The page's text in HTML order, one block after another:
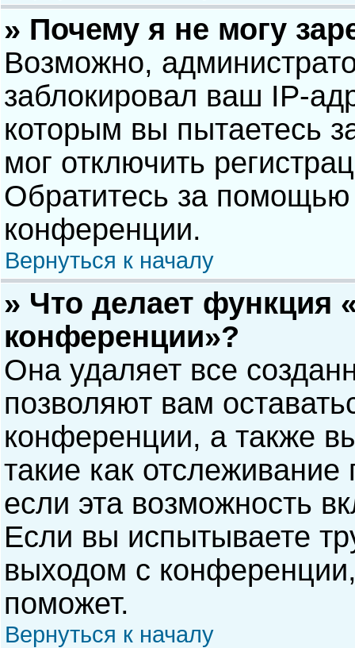
» Почему я не могу
Возможно,
заблокировал ваш IP-
которым вы пытаетесь
мог отключить
Обратитесь за помощью
конференции.
Вернуться к началу
» Что делает функция
конференции»?
Она удаляет все
позволяют вам
конференции, а также
такие как
если эта возможность
Если вы испытываете
выходом с
поможет.
Вернуться к началу